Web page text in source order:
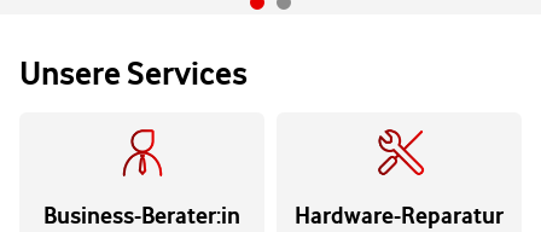
Unsere Services
Business-Berater:in Hardware-Reparatur